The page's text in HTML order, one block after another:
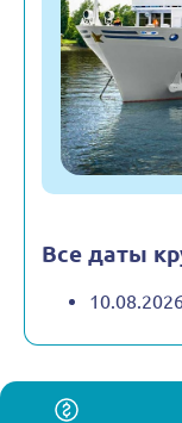
Все даты